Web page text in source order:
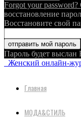
Forgot your password?
восстановление
Восстановите свой
Пароль будет выслан
Женский онлайн-
Главная
МОДА&СТИЛЬ